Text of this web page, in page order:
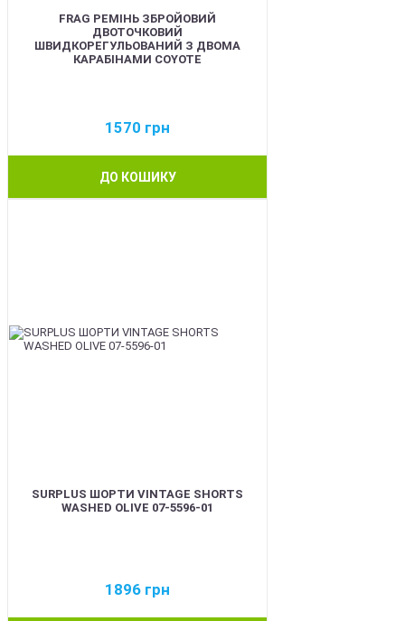
FRAG РЕМІНЬ ЗБРОЙОВИЙ
ДВОТОЧКОВИЙ
ШВИДКОРЕГУЛЬОВАНИЙ З ДВОМА
КАРАБІНАМИ COYOTE
1570 грн
ДО КОШИКУ
SURPLUS ШОРТИ VINTAGE SHORTS
WASHED OLIVE 07-5596-01
1896 грн